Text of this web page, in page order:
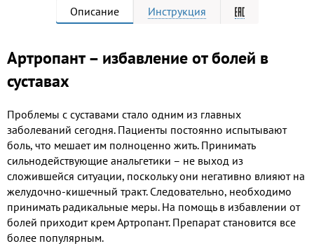
Описание Инструкция
Артропант – избавление от болей в
суставах
Проблемы с суставами стало одним из главных
заболеваний сегодня. Пациенты постоянно испытывают
боль, что мешает им полноценно жить. Принимать
сильнодействующие анальгетики – не выход из
сложившейся ситуации, поскольку они негативно влияют на
желудочно-кишечный тракт. Следовательно, необходимо
принимать радикальные меры. На помощь в избавлении от
болей приходит крем Артропант. Препарат становится все
более популярным.